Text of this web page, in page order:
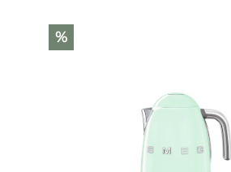
Produktgalerie überspringen
%